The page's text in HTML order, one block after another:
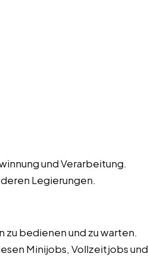
und Verarbeitung.
Legierungen.
zu bedienen und zu warten.
Minijobs, Vollzeitjobs und